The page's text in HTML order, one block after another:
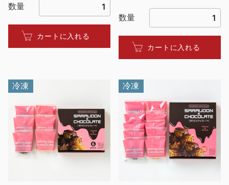
数量
カートに入れる
数量
カートに入れる
冷凍 冷凍